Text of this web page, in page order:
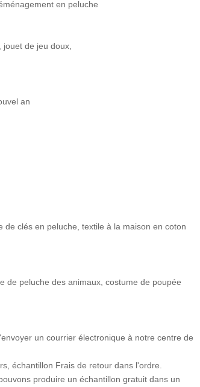
en peluche
de jeu doux,
an
clés en peluche, textile à la maison en coton
de peluche des animaux, costume de poupée
un courrier électronique à notre centre de
échantillon Frais de retour dans l'ordre.
produire un échantillon gratuit dans un